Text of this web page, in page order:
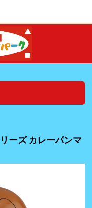
ーズ カレーパンマ